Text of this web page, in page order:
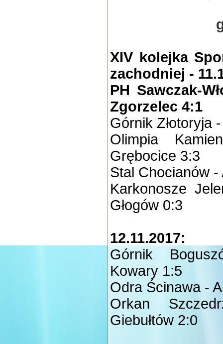
XIV kolejka
zachodniej -
PH Sawczak-
Zgorzelec 4:1
Górnik Złotoryja
Olimpia
Grębocice 3:3
Stal Chocianów
Karkonosze
Głogów 0:3
12.11.2017:
Górnik
Kowary 1:5
Odra Ścinawa -
Orkan
Giebułtów 2:0